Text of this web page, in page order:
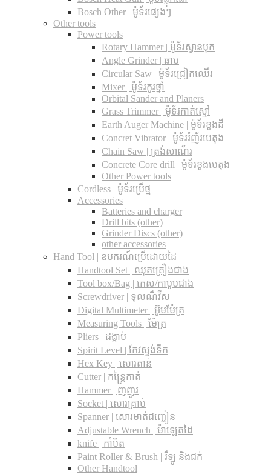
Bosch Other | ម៉ូទ័រផ្សេងៗ
Other tools
Power tools
Rotary Hammer | ម៉ូទ័រស្វានបុក
Angle Grinder | ឆាប
Circular Saw​ | ម៉ូទ័រជ្រៀកឈើរ
Mixer | ម៉ូទ័រកូរថ្នាំ
Orbital Sander and Planers
Grass Trimmer | ម៉ូទ័រកាត់ស្មៅ
Earth Auger Machine | ម៉ូទ័រខួងដី
Concret Vibrator | ម៉ូទ័ររំញ័របេតុង
Chain Saw | ត្រង់សាណ័រ
Concrete Core drill | ម៉ូទ័រខួងបេតុង
Other Power tools
Cordless​ | ម៉ូទ័រប្រើថ្ម
Accessories
Batteries and charger
Drill bits (other)
Grinder Discs (other)
other accessories
Hand Tool | ឧបករណ៍ប្រើដោយដៃ
Handtool Set | ឈុតគ្រឿងជាង
Tool box/Bag | កេស/កាបូបជាង
Screwdriver | ទុលណឺវីស
Digital Multimeter | អ៊ូមម៉ែត្រ
Measuring Tools | ម៉ែត្រ
Pliers | ដង្កាប់
Spirit Level | កែវស្ទង់ទឹក
Hex Key | សោរតាន់
Cutter | កន្រ្តៃកាត់
Hammer | ញញួរ
Socket | សោរគ្រាប់
Spanner |​ សោរមាត់ជញ្ជៀន
Adjustable Wrench |​ ម៉ាឡេតដៃ
knife | កាំបិត
Paint Roller & Brush | រឺឡូ និងជក់
Other Handtool